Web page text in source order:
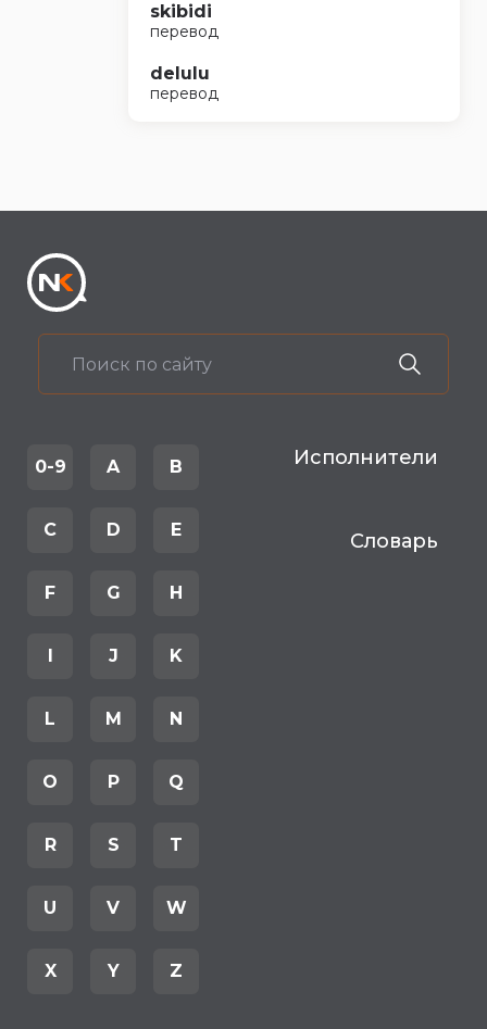
skibidi
перевод
delulu
перевод
0-9 A B
C D E
F G H
I J K
L M N
O P Q
R S T
U V W
X Y Z
Исполнители
Словарь